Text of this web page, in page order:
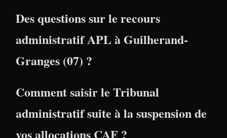
Des questions sur le recours
administratif APL à Guilherand-
Granges (07) ?
Comment saisir le Tribunal
administratif suite à la suspension de
vos allocations CAF ?